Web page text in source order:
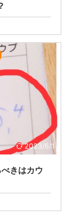
2023/6/1
きはカウ